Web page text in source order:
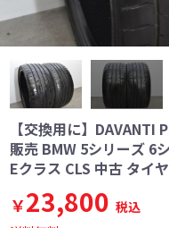
【交換用に】DAVANTI
販売 BMW 5シリーズ 6
Eクラス CLS 中古 タイ
￥23,800 税込